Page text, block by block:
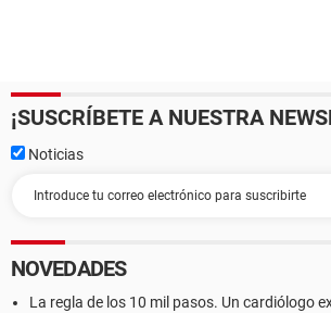
¡SUSCRÍBETE A NUESTRA
Noticias
NOVEDADES
La regla de los 10 mil pasos. Un cardiólogo